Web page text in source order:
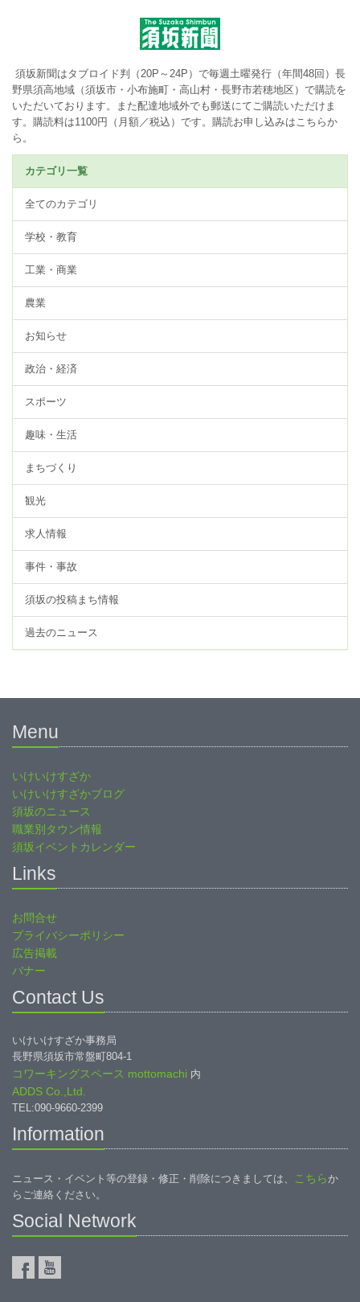
須坂新聞はタブロイド判（20P～24P）で毎週土曜発行（年間48回）長
野県須高地域（須坂市・小布施町・高山村・長野市若穂地区）で購読を
いただいております。また配達地域外でも郵送にてご購読いただけま
す。購読料は1100円（月額／税込）です。 購読お申し込みはこちらか
ら。
カテゴリ一覧
全てのカテゴリ
学校・教育
工業・商業
農業
お知らせ
政治・経済
スポーツ
趣味・生活
まちづくり
観光
求人情報
事件・事故
須坂の投稿まち情報
過去のニュース
Menu
いけいけすざか
いけいけすざかブログ
須坂のニュース
職業別タウン情報
須坂イベントカレンダー
Links
お問合せ
プライバシーポリシー
広告掲載
バナー
Contact Us
いけいけすざか事務局
長野県須坂市常盤町804-1
コワーキングスペース mottomachi 内
ADDS Co.,Ltd.
TEL:090-9660-2399
Information
ニュース・イベント等の登録・修正・削除につきましては、 こちらか
らご連絡ください。
Social Network